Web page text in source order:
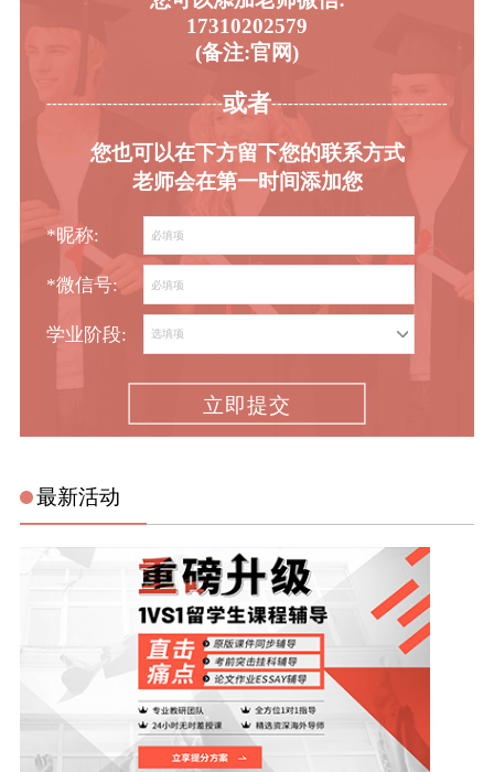
17310202579
(备注:官网)
或者
您也可以在下方留下您的联系方式
老师会在第一时间添加您
*昵称:
*微信号:
学业阶段:
立即提交
最新活动